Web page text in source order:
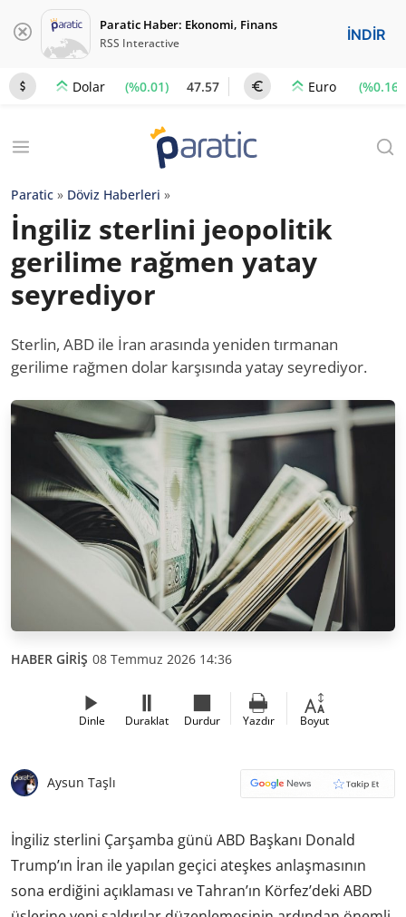
Paratic Haber: Ekonomi, Finans
RSS Interactive İNDİR
Dolar (%0.01) 47.57 Euro (%0.16)
Paratic » Döviz Haberleri »
İngiliz sterlini jeopolitik
gerilime rağmen yatay
seyrediyor
Sterlin, ABD ile İran arasında yeniden tırmanan
gerilime rağmen dolar karşısında yatay seyrediyor.
HABER GİRİŞ 08 Temmuz 2026 14:36
Dinle Duraklat Durdur Yazdır Boyut
Aysun Taşlı
İngiliz sterlini Çarşamba günü ABD Başkanı Donald
Trump’ın İran ile yapılan geçici ateşkes anlaşmasının
sona erdiğini açıklaması ve Tahran’ın Körfez’deki ABD